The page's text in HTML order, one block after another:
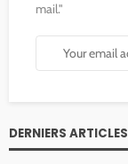
mail."
DERNIERS ARTICLES